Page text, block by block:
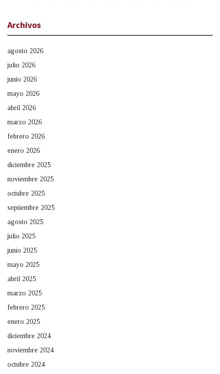
Archivos
agosto 2026
julio 2026
junio 2026
mayo 2026
abril 2026
marzo 2026
febrero 2026
enero 2026
diciembre 2025
noviembre 2025
octubre 2025
septiembre 2025
agosto 2025
julio 2025
junio 2025
mayo 2025
abril 2025
marzo 2025
febrero 2025
enero 2025
diciembre 2024
noviembre 2024
octubre 2024